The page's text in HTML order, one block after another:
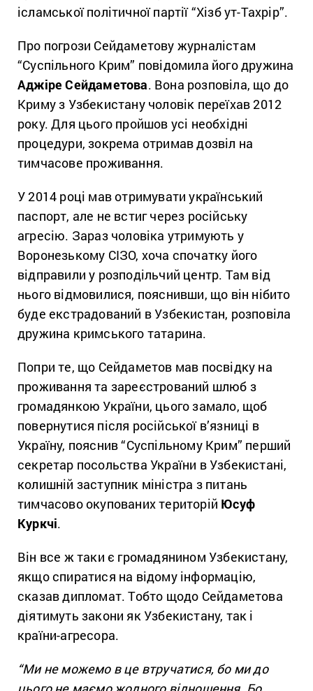
ісламської політичної партії “Хізб ут-Тахрір”.
Про погрози Сейдаметову журналістам
“Суспільного Крим” повідомила його дружина
Аджіре Сейдаметова. Вона розповіла, що до
Криму з Узбекистану чоловік переїхав 2012
року. Для цього пройшов усі необхідні
процедури, зокрема отримав дозвіл на
тимчасове проживання.
У 2014 році мав отримувати український
паспорт, але не встиг через російську
агресію. Зараз чоловіка утримують у
Воронезькому СІЗО, хоча спочатку його
відправили у розподільчий центр. Там від
нього відмовилися, пояснивши, що він нібито
буде екстрадований в Узбекистан, розповіла
дружина кримського татарина.
Попри те, що Сейдаметов мав посвідку на
проживання та зареєстрований шлюб з
громадянкою України, цього замало, щоб
повернутися після російської в’язниці в
Україну, пояснив “Суспільному Крим” перший
секретар посольства України в Узбекистані,
колишній заступник міністра з питань
тимчасово окупованих територій Юсуф
Куркчі.
Він все ж таки є громадянином Узбекистану,
якщо спиратися на відому інформацію,
сказав дипломат. Тобто щодо Сейдаметова
діятимуть закони як Узбекистану, так і
країни-агресора.
“Ми не можемо в це втручатися, бо ми до